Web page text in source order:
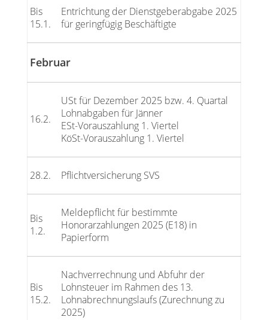
Bis
15.1.
Entrichtung der Dienstgeberabgabe 2025
für geringfügig Beschäftigte
Februar
16.2.
USt für Dezember 2025 bzw. 4. Quartal
Lohnabgaben für Jänner
ESt-Vorauszahlung 1. Viertel
KöSt-Vorauszahlung 1. Viertel
28.2. Pflichtversicherung SVS
Bis
1.2.
Meldepflicht für bestimmte
Honorarzahlungen 2025 (E18) in
Papierform
Bis
15.2.
Nachverrechnung und Abfuhr der
Lohnsteuer im Rahmen des 13.
Lohnabrechnungslaufs (Zurechnung zu
2025)